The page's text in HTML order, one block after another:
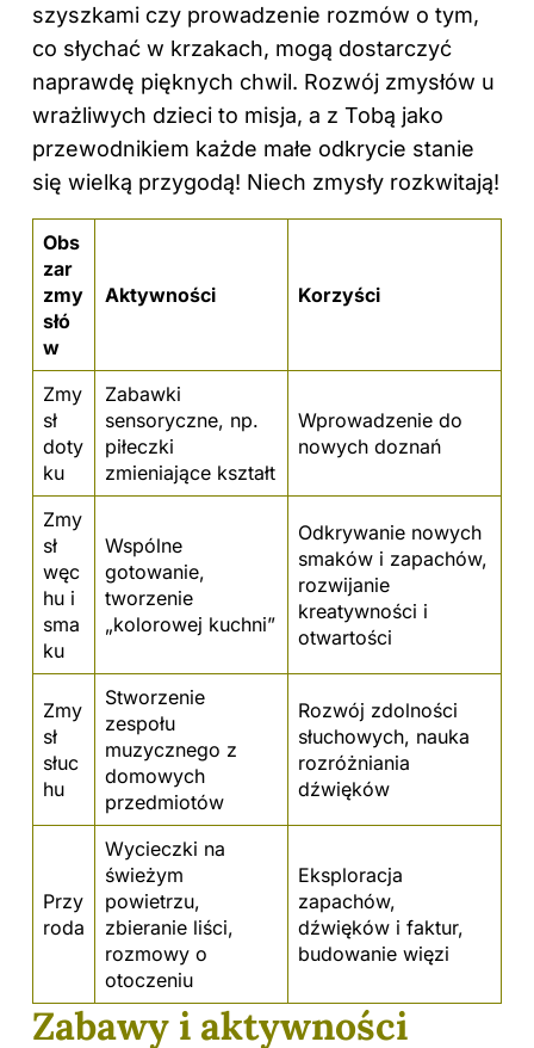
szyszkami czy prowadzenie rozmów o tym,
co słychać w krzakach, mogą dostarczyć
naprawdę pięknych chwil. Rozwój zmysłów u
wrażliwych dzieci to misja, a z Tobą jako
przewodnikiem każde małe odkrycie stanie
się wielką przygodą! Niech zmysły rozkwitają!
Obs
zar
zmy
słó
w
Aktywności Korzyści
Zmy
sł
doty
ku
Zabawki
sensoryczne, np.
piłeczki
zmieniające kształt
Wprowadzenie do
nowych doznań
Zmy
sł
węc
hu i
sma
ku
Wspólne
gotowanie,
tworzenie
„kolorowej kuchni”
Odkrywanie nowych
smaków i zapachów,
rozwijanie
kreatywności i
otwartości
Zmy
sł
słuc
hu
Stworzenie
zespołu
muzycznego z
domowych
przedmiotów
Rozwój zdolności
słuchowych, nauka
rozróżniania
dźwięków
Przy
roda
Wycieczki na
świeżym
powietrzu,
zbieranie liści,
rozmowy o
otoczeniu
Eksploracja
zapachów,
dźwięków i faktur,
budowanie więzi
Zabawy i aktywności